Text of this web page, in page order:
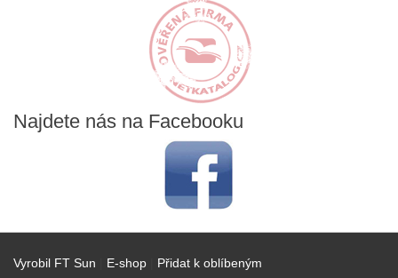
Najdete nás na Facebooku
Vyrobil FT Sun E-shop Přidat k oblíbeným